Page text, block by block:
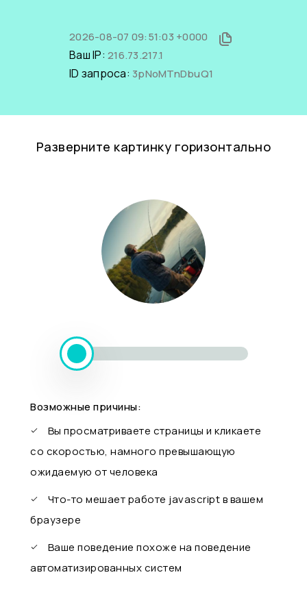
2026-08-07 09:51:03 +0000
Ваш IP: 216.73.217.1
ID запроса: 3pNoMTnDbuQ1
Разверните картинку горизонтально
Возможные причины:
Вы просматриваете страницы и кликаете
со скоростью, намного превышающую
ожидаемую от человека
Что-то мешает работе javascript в вашем
браузере
Ваше поведение похоже на поведение
автоматизированных систем